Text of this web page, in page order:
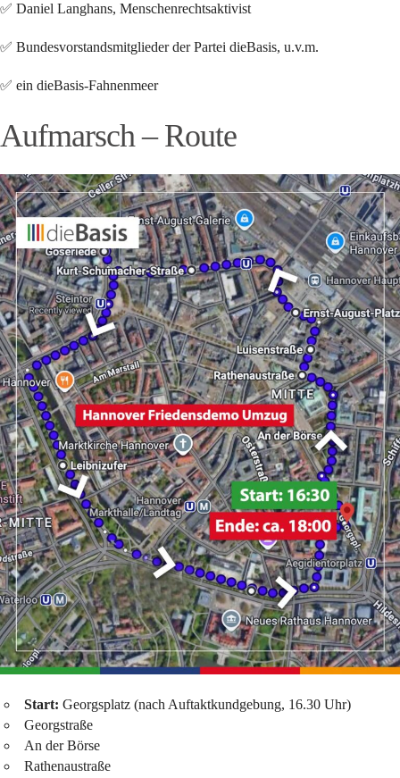
✅ Daniel Langhans, Menschenrechtsaktivist
✅ Bundesvorstandsmitglieder der Partei dieBasis, u.v.m.
✅ ein dieBasis-Fahnenmeer
Aufmarsch – Route
Start: Georgsplatz (nach Auftaktkundgebung, 16.30 Uhr)
Georgstraße
An der Börse
Rathenaustraße